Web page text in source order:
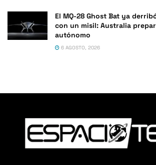
El MQ-28 Ghost Bat ya
con un misil: Australia
autónomo
6 AGOSTO, 2026